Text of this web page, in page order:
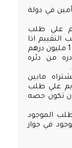
في دولة
علي طلب
بموجب التقييم اذا
كان سعر العقار الحالي كحد ادني 1 مليون درهم
من دئره
مابين
علي طلب
علي ان تكون حصه
الموجود
في جواز